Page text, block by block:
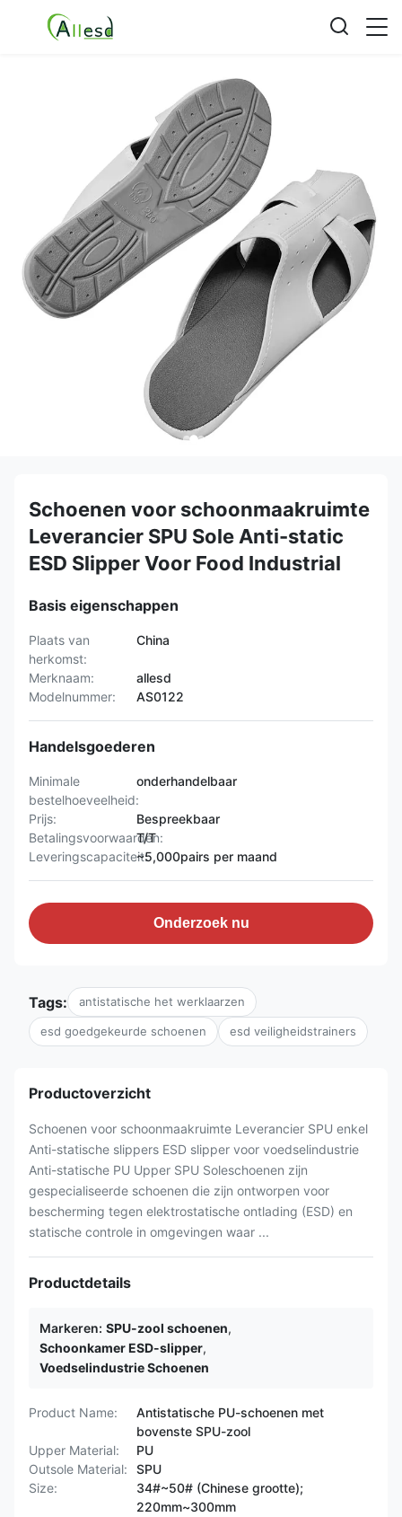
Schoenen voor schoonmaakruimte
Leverancier SPU Sole Anti-static
ESD Slipper Voor Food Industrial
Basis eigenschappen
Plaats van
herkomst:
China
Merknaam:
allesd
Modelnummer:
AS0122
Handelsgoederen
Minimale
bestelhoeveelheid:
onderhandelbaar
Prijs:
Bespreekbaar
Betalingsvoorwaarden:
T/T
Leveringscapaciteit:~5,000pairs per maand
Onderzoek nu
Tags: antistatische het werklaarzen
esd goedgekeurde schoenen esd veiligheidstrainers
Productoverzicht
Schoenen voor schoonmaakruimte Leverancier SPU enkel
Anti-statische slippers ESD slipper voor voedselindustrie
Anti-statische PU Upper SPU Soleschoenen zijn
gespecialiseerde schoenen die zijn ontworpen voor
bescherming tegen elektrostatische ontlading (ESD) en
statische controle in omgevingen waar ...
Productdetails
Markeren: SPU-zool schoenen,
Schoonkamer ESD-slipper,
Voedselindustrie Schoenen
Product Name:
Antistatische PU-schoenen met
bovenste SPU-zool
Upper Material:
PU
Outsole Material:
SPU
Size:
34#~50# (Chinese grootte);
220mm~300mm